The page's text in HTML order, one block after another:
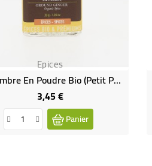
Epices
Gingembre En Poudre Bio (petit Pot)
3,45 €Prix
Panier